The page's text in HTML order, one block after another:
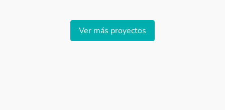
Ver más proyectos